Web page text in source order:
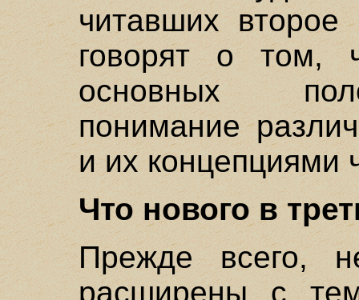
читавших второе
говорят о том,
основных
понимание
и их концепциями
Что нового в
Прежде всего,
расширены с